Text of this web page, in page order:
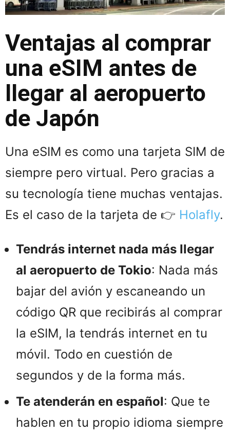
Ventajas al comprar
una eSIM antes de
llegar al aeropuerto
de Japón
Una eSIM es como una tarjeta SIM de
siempre pero virtual. Pero gracias a
su tecnología tiene muchas ventajas.
Es el caso de la tarjeta de 👉 Holafly.
Tendrás internet nada más llegar
al aeropuerto de Tokio: Nada más
bajar del avión y escaneando un
código QR que recibirás al comprar
la eSIM, la tendrás internet en tu
móvil. Todo en cuestión de
segundos y de la forma más.
Te atenderán en español: Que te
hablen en tu propio idioma siempre